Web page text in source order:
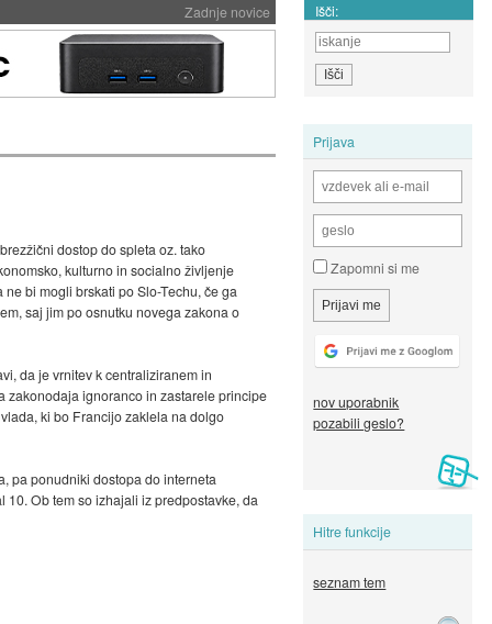
Zadnje novice Išči:
Prijava
Zapomni si me
nov uporabnik
pozabili geslo?
Hitre funkcije
seznam tem
dostop do spleta oz. tako
kulturno in socialno življenje
bi mogli brskati po Slo-Techu, če ga
saj jim po osnutku novega zakona o
da je vrnitev k centraliziranem in
zakonodaja ignoranco in zastarele principe
ki bo Francijo zaklela na dolgo
pa ponudniki dostopa do interneta
Ob tem so izhajali iz predpostavke, da